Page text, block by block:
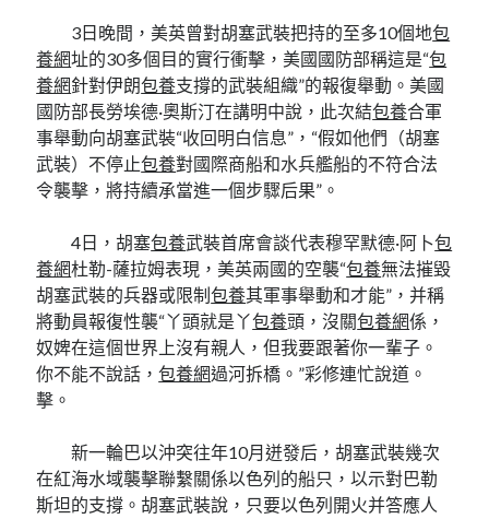
3日晚間，美英曾對胡塞武裝把持的至多10個地包
養網址的30多個目的實行衝擊，美國國防部稱這是“包
養網針對伊朗包養支撐的武裝組織”的報復舉動。美國
國防部長勞埃德·奧斯汀在講明中說，此次結包養合軍
事舉動向胡塞武裝“收回明白信息”，“假如他們（胡塞
武裝）不停止包養對國際商船和水兵艦船的不符合法
令襲擊，將持續承當進一個步驟后果”。
4日，胡塞包養武裝首席會談代表穆罕默德·阿卜包
養網杜勒-薩拉姆表現，美英兩國的空襲“包養無法摧毀
胡塞武裝的兵器或限制包養其軍事舉動和才能”，并稱
將動員報復性襲“丫頭就是丫包養頭，沒關包養網係，
奴婢在這個世界上沒有親人，但我要跟著你一輩子。
你不能不說話，包養網過河拆橋。”彩修連忙說道。
擊。
新一輪巴以沖突往年10月迸發后，胡塞武裝幾次
在紅海水域襲擊聯繫關係以色列的船只，以示對巴勒
斯坦的支撐。胡塞武裝說，只要以色列開火并答應人